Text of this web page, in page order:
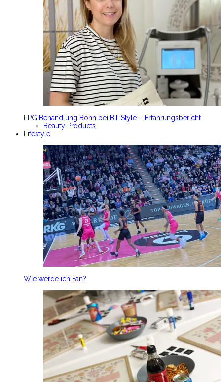
LPG Behandlung Bonn bei BT Style – Erfahrungsbericht
Beauty Products
Lifestyle
Wie werde ich Fan?